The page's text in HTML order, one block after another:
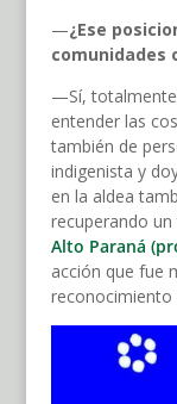
—¿Ese
comunidades
—Sí,
entender las
también de
indigenista y
en la aldea
recuperando
Alto Paraná
acción que fue
reconocimiento